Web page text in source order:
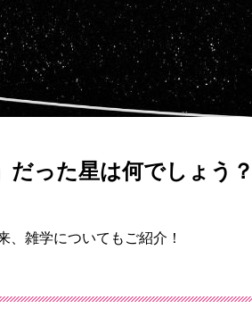
だった星は何でしょ
、雑学についてもご紹介！